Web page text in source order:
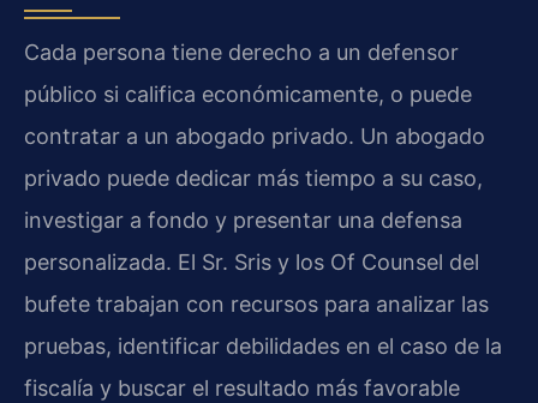
Cada persona tiene derecho a un defensor
público si califica económicamente, o puede
contratar a un abogado privado. Un abogado
privado puede dedicar más tiempo a su caso,
investigar a fondo y presentar una defensa
personalizada. El Sr. Sris y los Of Counsel del
bufete trabajan con recursos para analizar las
pruebas, identificar debilidades en el caso de la
fiscalía y buscar el resultado más favorable